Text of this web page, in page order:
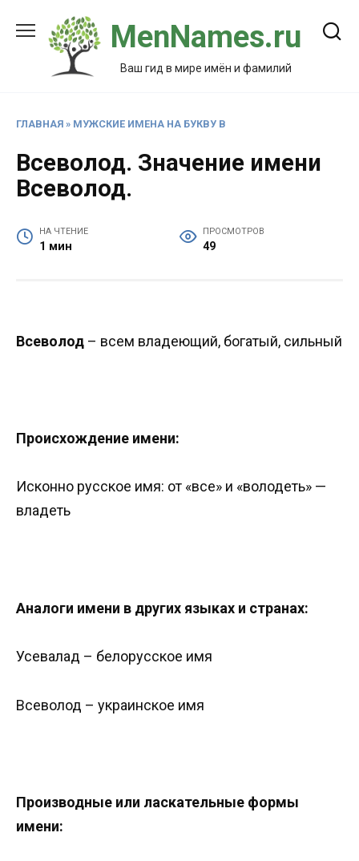
содержанию
MenNames.ru
Ваш гид в мире имён и фамилий
ГЛАВНАЯ » МУЖСКИЕ ИМЕНА НА БУКВУ В
Всеволод. Значение имени
Всеволод.
НА ЧТЕНИЕ
1 мин
ПРОСМОТРОВ
49
Всеволод – всем владеющий, богатый, сильный
Происхождение имени:
Исконно русское имя: от «все» и «володеть» —
владеть
Аналоги имени в других языках и странах:
Усевалад – белорусское имя
Всеволод – украинское имя
Производные или ласкательные формы
имени: